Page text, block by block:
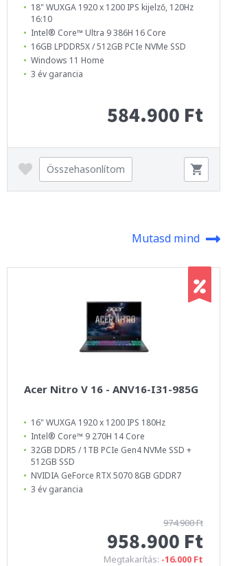
18" WUXGA 1920 x 1200 IPS kijelző, 120Hz
16:10
Intel® Core™ Ultra 9 386H 16 Core
16GB LPDDR5X / 512GB PCIe NVMe SSD
Windows 11 Home
3 év garancia
584.900 Ft
Összehasonlítom
Mutasd mind
Acer Nitro V 16 - ANV16-I31-985G
16" WUXGA 1920 x 1200 IPS 180Hz
Intel® Core™ 9 270H 14 Core
32GB DDR5 / 1TB PCIe Gen4 NVMe SSD +
512GB SSD
NVIDIA GeForce RTX 5070 8GB GDDR7
3 év garancia
974.900 Ft
958.900 Ft
Megtakarítás: -16.000 Ft